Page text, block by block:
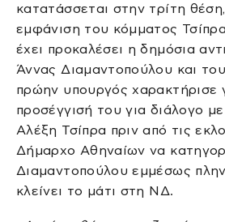
κατατάσσεται στην τρίτη
εμφάνιση του κόμματος
έχει προκαλέσει η δημόσια
Άννας Διαμαντοπούλου και
πρώην υπουργός χαρακτήρισε
προσέγγισή του για διάλογο
Αλέξη Τσίπρα πριν από τις
Δήμαρχο Αθηναίων να
Διαμαντοπούλου εμμέσως
κλείνει το μάτι στη ΝΔ.